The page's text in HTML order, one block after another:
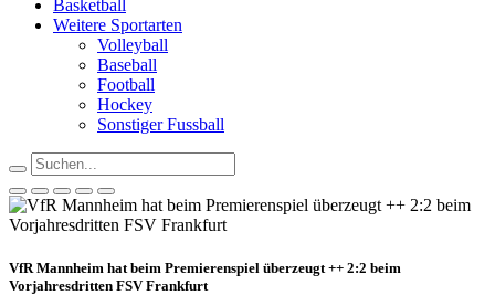
Basketball
Weitere Sportarten
Volleyball
Baseball
Football
Hockey
Sonstiger Fussball
VfR Mannheim hat beim Premierenspiel überzeugt ++ 2:2 beim
Vorjahresdritten FSV Frankfurt